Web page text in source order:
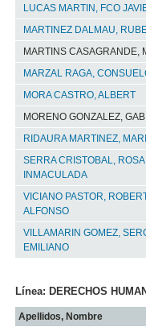
LUCAS MARTIN, FCO
MARTINEZ DALMAU,
MARTINS CASAGRANDE,
MARZAL RAGA,
MORA CASTRO, ALBERT
MORENO GONZALEZ,
RIDAURA MARTINEZ,
SERRA CRISTOBAL,
INMACULADA
VICIANO PASTOR,
ALFONSO
VILLAMARIN GOMEZ,
EMILIANO
Línea: DERECHOS
Apellidos, Nombre